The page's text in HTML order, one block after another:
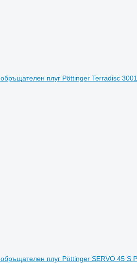
обръщателен плуг Pöttinger Terradisc 3001
обръщателен плуг Pöttinger SERVO 45 S